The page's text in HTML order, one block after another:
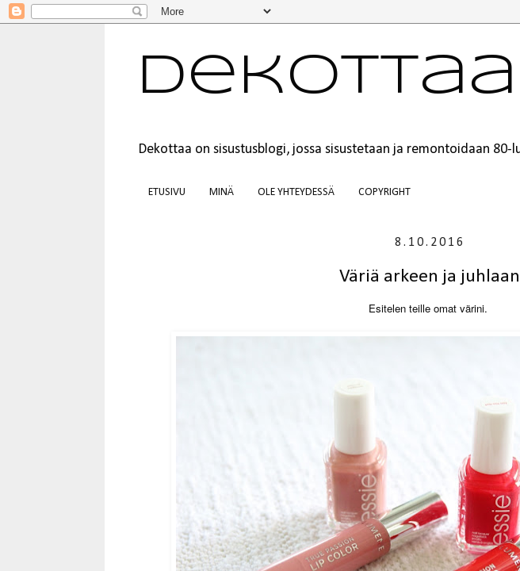
Dekottaa
Dekottaa on sisustusblogi, jossa sisustetaan ja remontoidaan
ETUSIVU MINÄ OLE YHTEYDESSÄ COPYRIGHT
8.10.2016
Väriä arkeen ja juhlaan
Esitelen teille omat värini.